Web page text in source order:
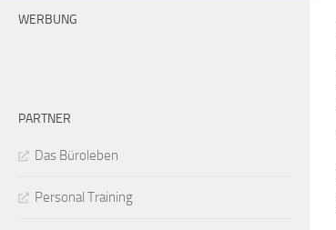
WERBUNG
PARTNER
Das Büroleben
Personal Training